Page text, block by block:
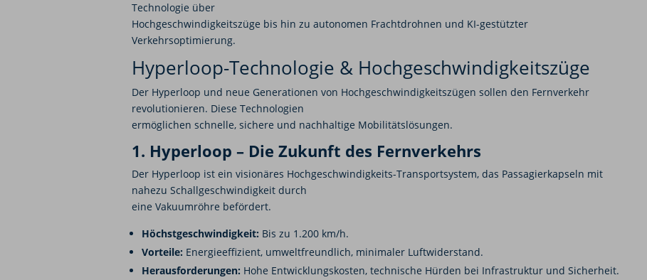
Technologie über
Hochgeschwindigkeitszüge bis hin zu autonomen Frachtdrohnen und KI-gestützter
Verkehrsoptimierung.
Hyperloop-Technologie & Hochgeschwindigkeitszüge
Der Hyperloop und neue Generationen von Hochgeschwindigkeitszügen sollen den Fernverkehr
revolutionieren. Diese Technologien
ermöglichen schnelle, sichere und nachhaltige Mobilitätslösungen.
1. Hyperloop – Die Zukunft des Fernverkehrs
Der Hyperloop ist ein visionäres Hochgeschwindigkeits-Transportsystem, das Passagierkapseln mit
nahezu Schallgeschwindigkeit durch
eine Vakuumröhre befördert.
Höchstgeschwindigkeit: Bis zu 1.200 km/h.
Vorteile: Energieeffizient, umweltfreundlich, minimaler Luftwiderstand.
Herausforderungen: Hohe Entwicklungskosten, technische Hürden bei Infrastruktur und Sicherheit.